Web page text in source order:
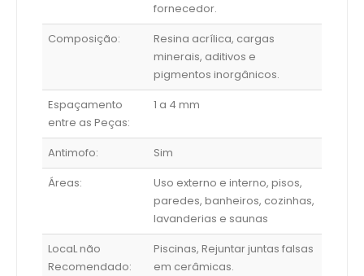
fornecedor.
Composição:
Resina acrílica, cargas
minerais, aditivos e
pigmentos inorgânicos.
Espaçamento
entre as Peças:
1 a 4 mm
Antimofo:
Sim
Áreas:
Uso externo e interno, pisos,
paredes, banheiros, cozinhas,
lavanderias e saunas
LocaL não
Recomendado:
Piscinas, Rejuntar juntas falsas
em cerâmicas.